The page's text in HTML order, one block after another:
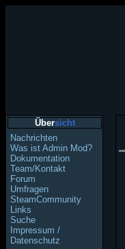
Übersicht
Nachrichten
Was ist Admin Mod?
Dokumentation
Team/Kontakt
Forum
Umfragen
SteamCommunity
Links
Suche
Impressum /
Datenschutz